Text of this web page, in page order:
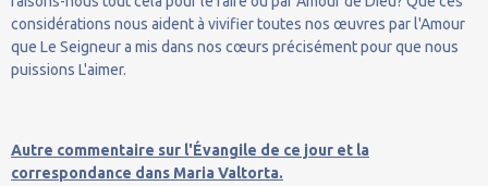
considérations nous aident à vivifier toutes nos œuvres par l'Amour
que Le Seigneur a mis dans nos cœurs précisément pour que nous
puissions L'aimer.
Autre commentaire sur l'Évangile de ce jour et la
correspondance dans Maria Valtorta.